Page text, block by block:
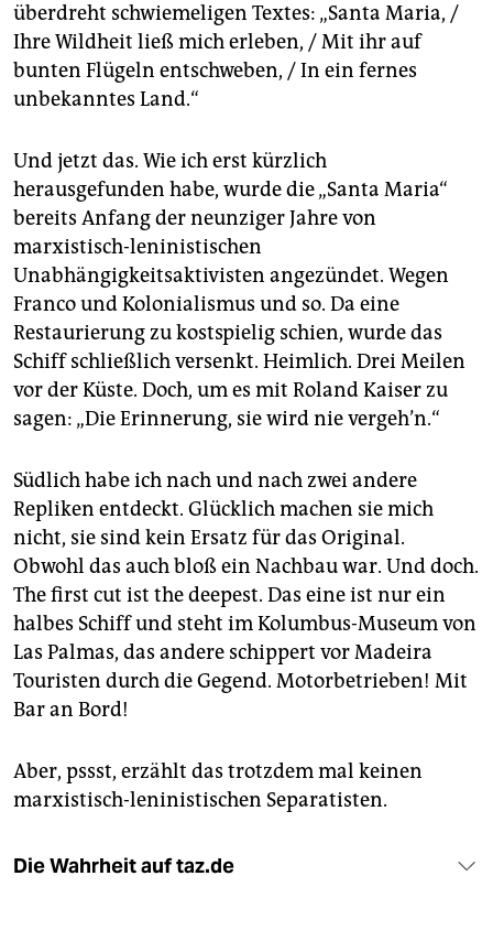
überdreht schwiemeligen Textes: „Santa Maria, /
Ihre Wildheit ließ mich erleben, / Mit ihr auf
bunten Flügeln entschweben, / In ein fernes
unbekanntes Land.“
Und jetzt das. Wie ich erst kürzlich
herausgefunden habe, wurde die „Santa Maria“
bereits Anfang der neunziger Jahre von
marxistisch-leninistischen
Unabhängigkeitsaktivisten angezündet. Wegen
Franco und Kolonialismus und so. Da eine
Restaurierung zu kostspielig schien, wurde das
Schiff schließlich versenkt. Heimlich. Drei Meilen
vor der Küste. Doch, um es mit Roland Kaiser zu
sagen: „Die Erinnerung, sie wird nie vergeh’n.“
Südlich habe ich nach und nach zwei andere
Repliken entdeckt. Glücklich machen sie mich
nicht, sie sind kein Ersatz für das Original.
Obwohl das auch bloß ein Nachbau war. Und doch.
The first cut ist the deepest. Das eine ist nur ein
halbes Schiff und steht im Kolumbus-Museum von
Las Palmas, das andere schippert vor Madeira
Touristen durch die Gegend. Motorbetrieben! Mit
Bar an Bord!
Aber, pssst, erzählt das trotzdem mal keinen
marxistisch-leninistischen Separatisten.
Die Wahrheit auf taz.de